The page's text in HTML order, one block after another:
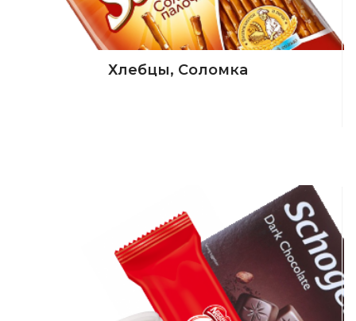
Хлебцы, Соломка